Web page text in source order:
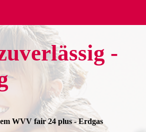
-
WVV fair 24 plus - Erdgas